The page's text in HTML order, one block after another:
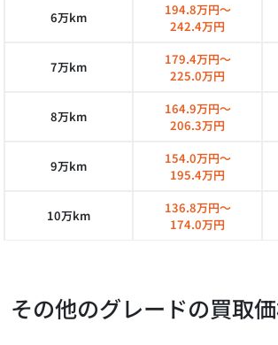
6万km
194.8万円～
242.4万円
7万km
179.4万円～
225.0万円
8万km
164.9万円～
206.3万円
9万km
154.0万円～
195.4万円
10万km
136.8万円～
174.0万円
その他のグレードの買取